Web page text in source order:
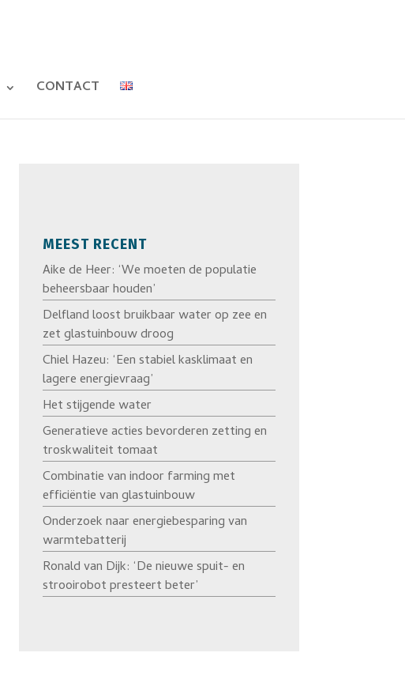
CONTACT
MEEST RECENT
Aike de Heer: ‘We moeten de populatie
beheersbaar houden’
Delfland loost bruikbaar water op zee en
zet glastuinbouw droog
Chiel Hazeu: ‘Een stabiel kasklimaat en
lagere energievraag’
Het stijgende water
Generatieve acties bevorderen zetting en
troskwaliteit tomaat
Combinatie van indoor farming met
efficiëntie van glastuinbouw
Onderzoek naar energiebesparing van
warmtebatterij
Ronald van Dijk: ‘De nieuwe spuit- en
strooirobot presteert beter’